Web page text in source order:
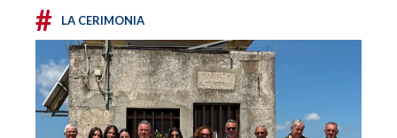
# LA CERIMONIA